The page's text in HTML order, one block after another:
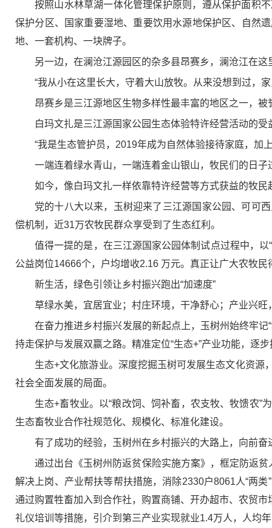
按照山水林草湖一体化管理保护原则，遵从保护面积
保护分区、国家重要湿地、重要饮用水源地保护区、自然
地、一套机构、一块牌子。
另一边，在澜沧江源园区的杂多县昂赛乡，澜沧江在
“我从小在这里长大，守着大山放牧。从来没想到过，
昂赛乡是三江源地区生物多样性最丰富的地区之一，
白玛文扎是三江源国家公园生态体验特许经营活动的
“我是生态管护员，2019年成为自然体验接待家庭，加
一端连着绿水青山，一端连着金山银山，牧民们的日子
如今，像白玛文扎一样依靠特许经营等方式获益的牧
党的十八大以来，玉树迎来了三江源国家公园、可可
偿机制，近31万农牧民群众享受到了生态红利。
值得一提的是，在三江源国家公园体制试点过程中，
公益岗位14666个，户均增收2.16 万元。真正让广大农牧民
新生活，绿色引领让乡村振兴跑出“加速度”
草绿水美，宜居宜业；村庄环境，干净舒心；产业兴
在奋力推进乡村振兴发展的新起点上，玉树州始终牢
持走保护与发展双赢之路。精准定位“生态+”产业功能，逐
生态+文化旅游业。深度挖掘玉树可发展生态文化资
社会全面发展的局面。
生态+畜牧业。以“粮改饲、饲补畜，农支牧、牧馈农
生态畜牧业合作社规范化、规模化、标准化建设。
有了成功的经验，玉树州在乡村振兴的大路上，向前
通过出台《玉树州防返贫保险实施方案》，框定防返
解决上岗、产业帮扶等帮扶措施，消除2330户8061人“两
通过购置牲畜加入到合作社，购置商铺、开办超市、农贸
礼仪培训等措施，引介到第三产业实现就业1.4万人，人均